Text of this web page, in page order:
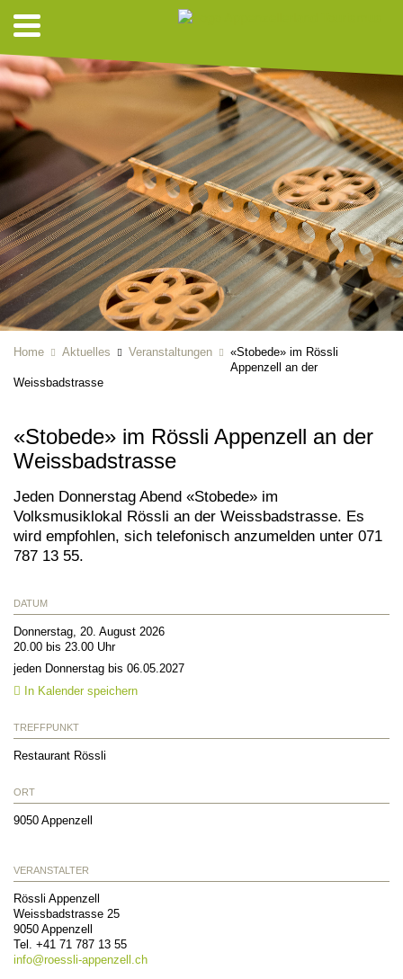
Home Aktuelles Veranstaltungen
«Stobede» im Rössli
Appenzell an der
Weissbadstrasse
«Stobede» im Rössli Appenzell an der
Weissbadstrasse
Jeden Donnerstag Abend «Stobede» im
Volksmusiklokal Rössli an der Weissbadstrasse. Es
wird empfohlen, sich telefonisch anzumelden unter 071
787 13 55.
DATUM
Donnerstag, 20. August 2026
20.00 bis 23.00 Uhr
jeden Donnerstag bis 06.05.2027
In Kalender speichern
TREFFPUNKT
Restaurant Rössli
ORT
9050 Appenzell
VERANSTALTER
Rössli Appenzell
Weissbadstrasse 25
9050 Appenzell
Tel. +41 71 787 13 55
info@roessli-appenzell.ch